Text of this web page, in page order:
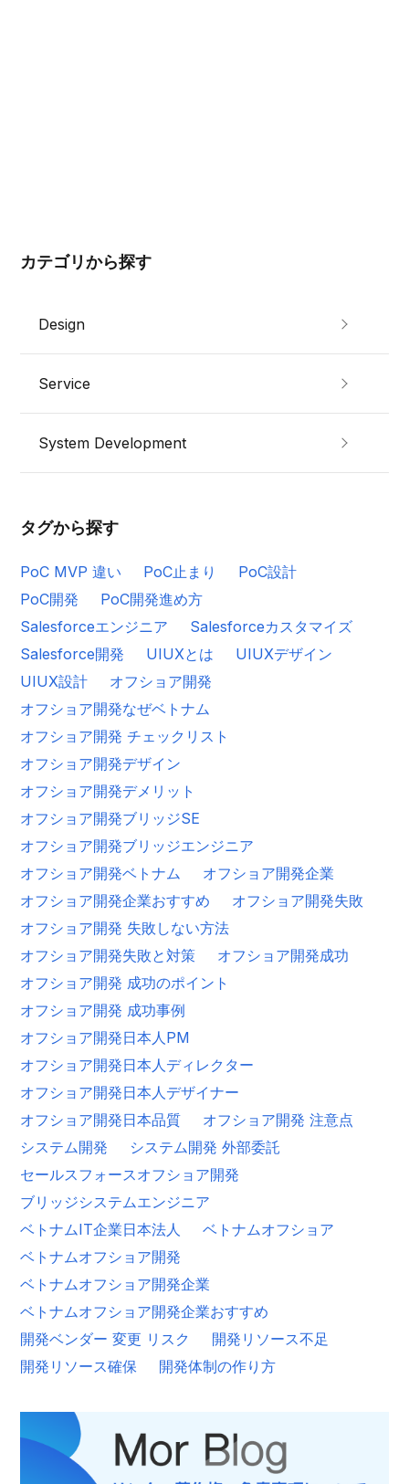
カテゴリから探す
Design
Service
System Development
タグから探す
PoC MVP 違い PoC止まり
PoC設計
PoC開発
PoC開発進め方
Salesforceエンジニア
Salesforceカスタマイズ
Salesforce開発
UIUXとは
UIUXデザイン
UIUX設計
オフショア開発
オフショア開発なぜベトナム
オフショア開発 チェックリスト
オフショア開発デザイン
オフショア開発デメリット
オフショア開発ブリッジSE
オフショア開発ブリッジエンジニア
オフショア開発ベトナム
オフショア開発企業
オフショア開発企業おすすめ
オフショア開発失敗
オフショア開発 失敗しない方法
オフショア開発失敗と対策
オフショア開発成功
オフショア開発 成功のポイント
オフショア開発 成功事例
オフショア開発日本人PM
オフショア開発日本人ディレクター
オフショア開発日本人デザイナー
オフショア開発日本品質
オフショア開発 注意点
システム開発
システム開発 外部委託
セールスフォースオフショア開発
ブリッジシステムエンジニア
ベトナムIT企業日本法人
ベトナムオフショア
ベトナムオフショア開発
ベトナムオフショア開発企業
ベトナムオフショア開発企業おすすめ
開発ベンダー 変更 リスク
開発リソース不足
開発リソース確保
開発体制の作り方